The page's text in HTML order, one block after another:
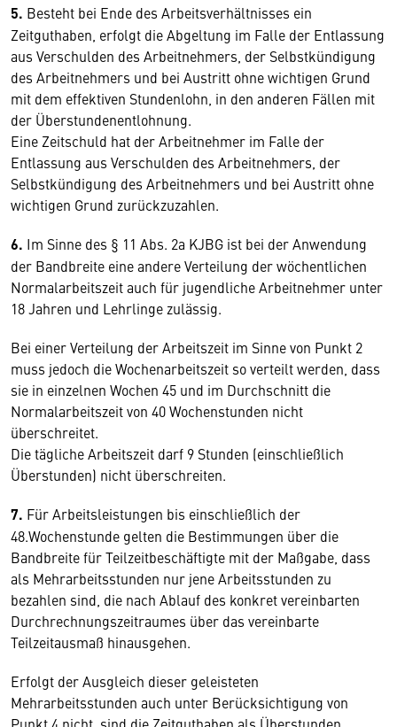
5. Besteht bei Ende des Arbeitsverhältnisses ein
Zeitguthaben, erfolgt die Abgeltung im Falle der Entlassung
aus Verschulden des Arbeitnehmers, der Selbstkündigung
des Arbeitnehmers und bei Austritt ohne wichtigen Grund
mit dem effektiven Stundenlohn, in den anderen Fällen mit
der Überstundenentlohnung.
Eine Zeitschuld hat der Arbeitnehmer im Falle der
Entlassung aus Verschulden des Arbeitnehmers, der
Selbstkündigung des Arbeitnehmers und bei Austritt ohne
wichtigen Grund zurückzuzahlen.
6. Im Sinne des § 11 Abs. 2a KJBG ist bei der Anwendung
der Bandbreite eine andere Verteilung der wöchentlichen
Normalarbeitszeit auch für jugendliche Arbeitnehmer unter
18 Jahren und Lehrlinge zulässig.
Bei einer Verteilung der Arbeitszeit im Sinne von Punkt 2
muss jedoch die Wochenarbeitszeit so verteilt werden, dass
sie in einzelnen Wochen 45 und im Durchschnitt die
Normalarbeitszeit von 40 Wochenstunden nicht
überschreitet.
Die tägliche Arbeitszeit darf 9 Stunden (einschließlich
Überstunden) nicht überschreiten.
7. Für Arbeitsleistungen bis einschließlich der
48.Wochenstunde gelten die Bestimmungen über die
Bandbreite für Teilzeitbeschäftigte mit der Maßgabe, dass
als Mehrarbeitsstunden nur jene Arbeitsstunden zu
bezahlen sind, die nach Ablauf des konkret vereinbarten
Durchrechnungszeitraumes über das vereinbarte
Teilzeitausmaß hinausgehen.
Erfolgt der Ausgleich dieser geleisteten
Mehrarbeitsstunden auch unter Berücksichtigung von